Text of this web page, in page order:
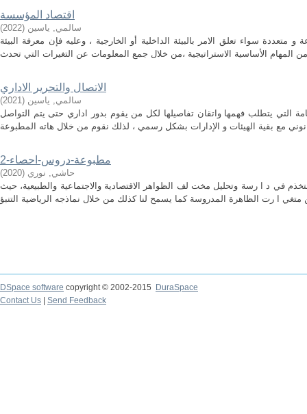
اقتصاد المؤسسة
سالمي, ياسين (
2022
)
متعددة سواء تعلق الامر بالبيئة الداخلية أو الخارجية ، وعليه فإن معرفة البيئة
الاتصال والتحرير الاداري
سالمي, ياسين (
2021
)
التي يتطلب فهمها واتقان تفاصيلها لكل من يقوم بدور اداري حتى يتم التواصل
مطبوعة-دروس-احصاء-2
حاشي, نوري (
2020
)
في د ا رسة وتحليل مخت لف الظواهر الاقتصادية والاجتماعية والطبيعية، حيث
DSpace software copyright © 2002-2015
DuraSpace
Contact Us
Send Feedback